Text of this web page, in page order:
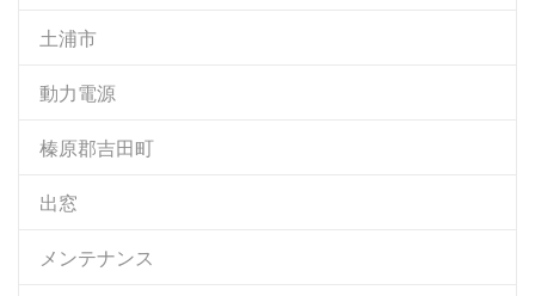
土浦市
動力電源
榛原郡吉田町
出窓
メンテナンス